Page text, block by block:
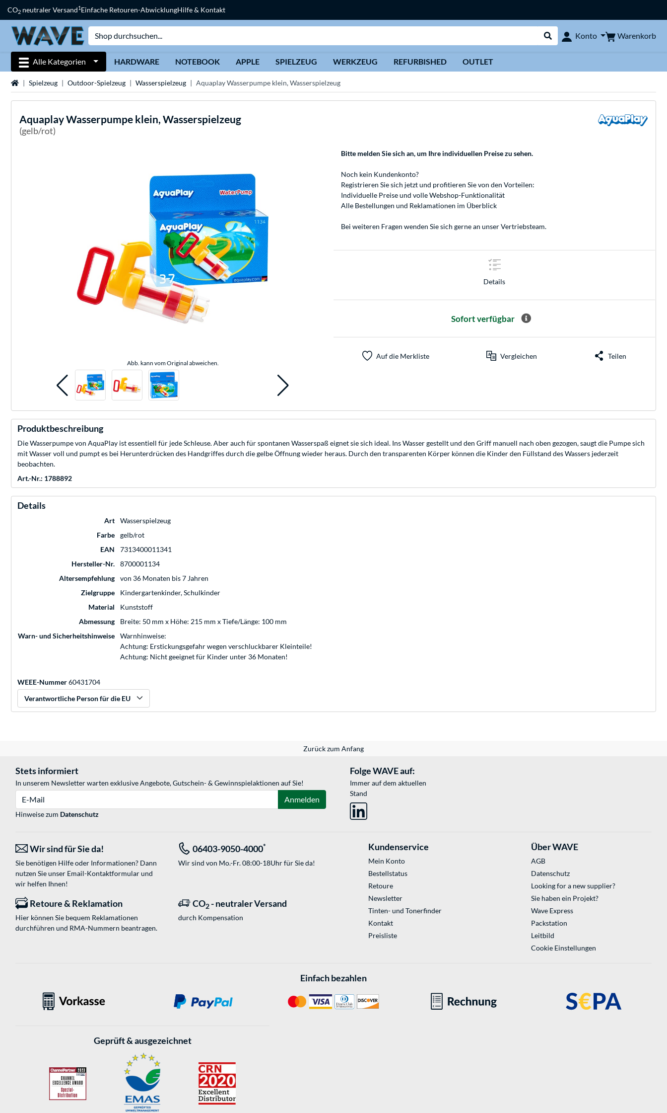
CO2 neutraler Versand1Einfache Retouren-AbwicklungHilfe & Kontakt
Suche durchführen
Konto Warenkorb
Alle Kategorien HARDWARE NOTEBOOK APPLE SPIELZEUG WERKZEUG REFURBISHED OUTLET
StartseiteSpielzeug Outdoor-Spielzeug Wasserspielzeug Aquaplay Wasserpumpe klein, Wasserspielzeug
AquaplayWasserpumpe klein, Wasserspielzeug
(gelb/rot)
Abb. kann vom Original abweichen.
Bitte melden Sie sich an, um Ihre individuellen Preise zu sehen.
Noch kein Kundenkonto?
Registrieren Sie sich jetzt und profitieren Sie von den Vorteilen:
Individuelle Preise und volle Webshop-Funktionalität
Alle Bestellungen und Reklamationen im Überblick
Bei weiteren Fragen wenden Sie sich gerne an unserVertriebsteam.
Details
Sofort verfügbar
Auf die Merkliste Vergleichen Teilen
Produktbeschreibung
Die Wasserpumpe von AquaPlay ist essentiell für jede Schleuse. Aber auch für spontanen Wasserspaß eignet sie sich ideal. Ins Wasser gestellt und den Griff manuell nach oben gezogen, saugt die Pumpe sich
mit Wasser voll und pumpt es bei Herunterdrücken des Handgriffes durch die gelbe Öffnung wieder heraus. Durch den transparenten Körper können die Kinder den Füllstand des Wassers jederzeit
beobachten.
Art.-Nr.: 1788892
Details
Art
Wasserspielzeug
Farbe
gelb/rot
EAN
7313400011341
Hersteller-Nr.
8700001134
Altersempfehlung
von 36 Monaten bis 7 Jahren
Zielgruppe
Kindergartenkinder, Schulkinder
Material
Kunststoff
Abmessung
Breite: 50 mm x Höhe: 215 mm x Tiefe/Länge: 100 mm
Warn- und Sicherheitshinweise
Warnhinweise:
Achtung: Erstickungsgefahr wegen verschluckbarer Kleinteile!
Achtung: Nicht geeignet für Kinder unter 36 Monaten!
WEEE-Nummer60431704
Verantwortliche Person für die EU
Zurück zum Anfang
Stets informiert
In unserem Newsletter warten exklusive Angebote, Gutschein- & Gewinnspielaktionen auf Sie!
Anmelden
Hinweise zum Datenschutz
Folge WAVE auf:
Immer auf dem aktuellen
Stand
Wir sind für Sie da!
Sie benötigen Hilfe oder Informationen? Dann
nutzen Sie unser Email-Kontaktformularund
wir helfen Ihnen!
06403-9050-4000*
Wir sind von Mo.-Fr. 08:00-18Uhr für Sie da!
Retoure & Reklamation
Hier können Sie bequem Reklamationen
durchführen und RMA-Nummern beantragen.
CO2 - neutraler Versand
durch Kompensation
Kundenservice
Mein Konto
Bestellstatus
Retoure
Newsletter
Tinten- und Tonerfinder
Kontakt
Preisliste
Über WAVE
AGB
Datenschutz
Looking for a new supplier?
Sie haben ein Projekt?
Wave Express
Packstation
Leitbild
Cookie Einstellungen
Einfach bezahlen
Geprüft & ausgezeichnet